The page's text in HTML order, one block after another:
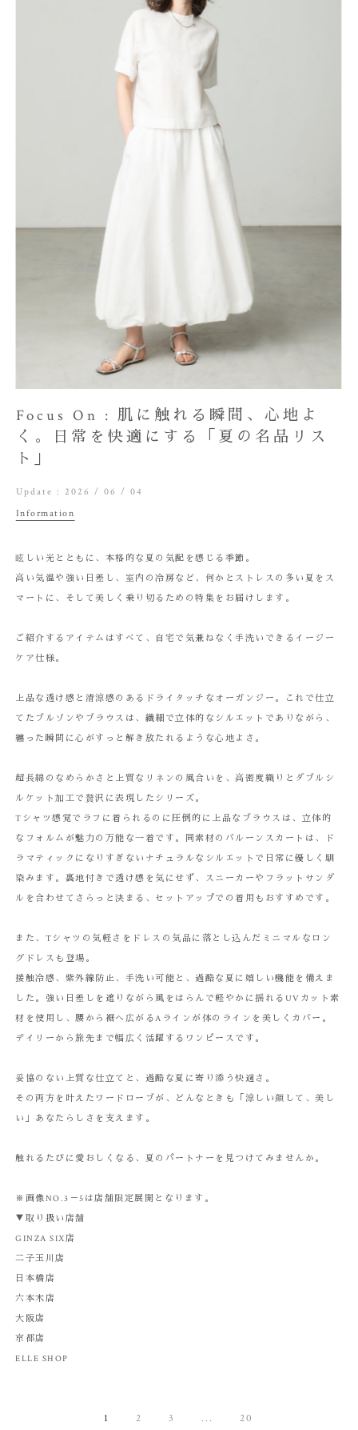
Focus On : 肌に触れる瞬間、心地よ
く。日常を快適にする「夏の名品リス
ト」
Update : 2026 / 06 / 04
Information
眩しい光とともに、本格的な夏の気配を感じる季節。
高い気温や強い日差し、室内の冷房など、何かとストレスの多い夏をス
マートに、そして美しく乗り切るための特集をお届けします。
ご紹介するアイテムはすべて、自宅で気兼ねなく手洗いできるイージー
ケア仕様。
上品な透け感と清涼感のあるドライタッチなオーガンジー。これで仕立
てたブルゾンやブラウスは、繊細で立体的なシルエットでありながら、
纏った瞬間に心がすっと解き放たれるような心地よさ。
超長綿のなめらかさと上質なリネンの風合いを、高密度織りとダブルシ
ルケット加工で贅沢に表現したシリーズ。
Tシャツ感覚でラフに着られるのに圧倒的に上品なブラウスは、立体的
なフォルムが魅力の万能な一着です。同素材のバルーンスカートは、ド
ラマティックになりすぎないナチュラルなシルエットで日常に優しく馴
染みます。裏地付きで透け感を気にせず、スニーカーやフラットサンダ
ルを合わせてさらっと決まる、セットアップでの着用もおすすめです。
また、Tシャツの気軽さをドレスの気品に落とし込んだミニマルなロン
グドレスも登場。
接触冷感、紫外線防止、手洗い可能と、過酷な夏に嬉しい機能を備えま
した。強い日差しを遮りながら風をはらんで軽やかに揺れるUVカット素
材を使用し、腰から裾へ広がるAラインが体のラインを美しくカバー。
デイリーから旅先まで幅広く活躍するワンピースです。
妥協のない上質な仕立てと、過酷な夏に寄り添う快適さ。
その両方を叶えたワードローブが、どんなときも「涼しい顔して、美し
い」あなたらしさを支えます。
触れるたびに愛おしくなる、夏のパートナーを見つけてみませんか。
※画像NO.3－5は店舗限定展開となります。
▼取り扱い店舗
GINZA SIX店
二子玉川店
日本橋店
六本木店
大阪店
京都店
ELLE SHOP
1 2 3 ... 20